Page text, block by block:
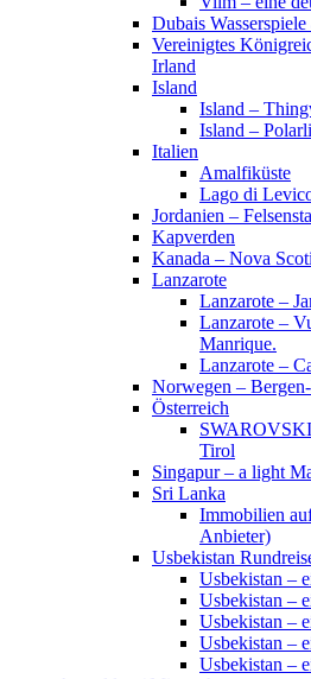
Dubais
Vereinigtes
Irland
Island
Island –
Island –
Italien
Amalfiküste
Lago di
Jordanien –
Kapverden
Kanada – Nova
Lanzarote
Lanzarote –
Lanzarote –
Manrique.
Lanzarote –
Norwegen –
Österreich
Tirol
Singapur – a light
Sri Lanka
Immobilien
Anbieter)
Usbekistan
Usbekistan –
Usbekistan –
Usbekistan –
Usbekistan –
Usbekistan –